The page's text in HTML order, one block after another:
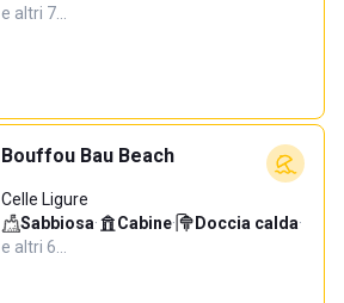
e altri 7…
Bouffou Bau Beach
Celle Ligure
Sabbiosa· Cabine· Doccia calda·
e altri 6…